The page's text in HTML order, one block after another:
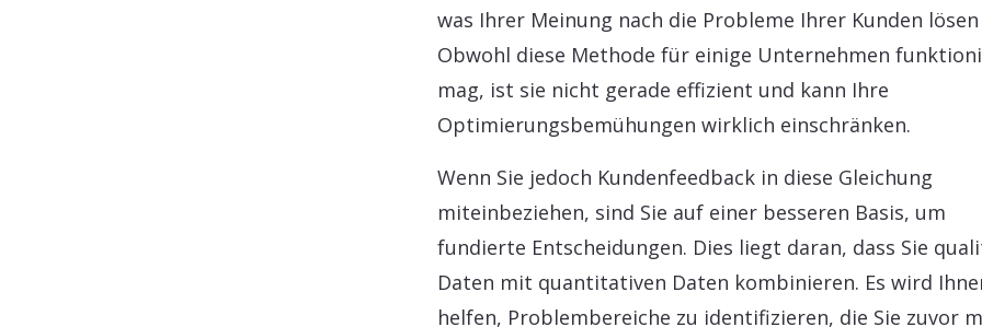
was Ihrer Meinung nach die Probleme Ihrer Kunden
Obwohl diese Methode für einige Unternehmen
mag, ist sie nicht gerade effizient und kann Ihre
Optimierungsbemühungen wirklich einschränken.
Wenn Sie jedoch Kundenfeedback in diese Gleichung
miteinbeziehen, sind Sie auf einer besseren Basis, um
fundierte Entscheidungen. Dies liegt daran, dass Sie
Daten mit quantitativen Daten kombinieren. Es wird
helfen, Problembereiche zu identifizieren, die Sie zuvor